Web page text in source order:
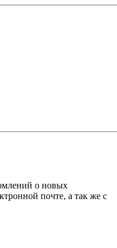
о новых
почте, а так же с